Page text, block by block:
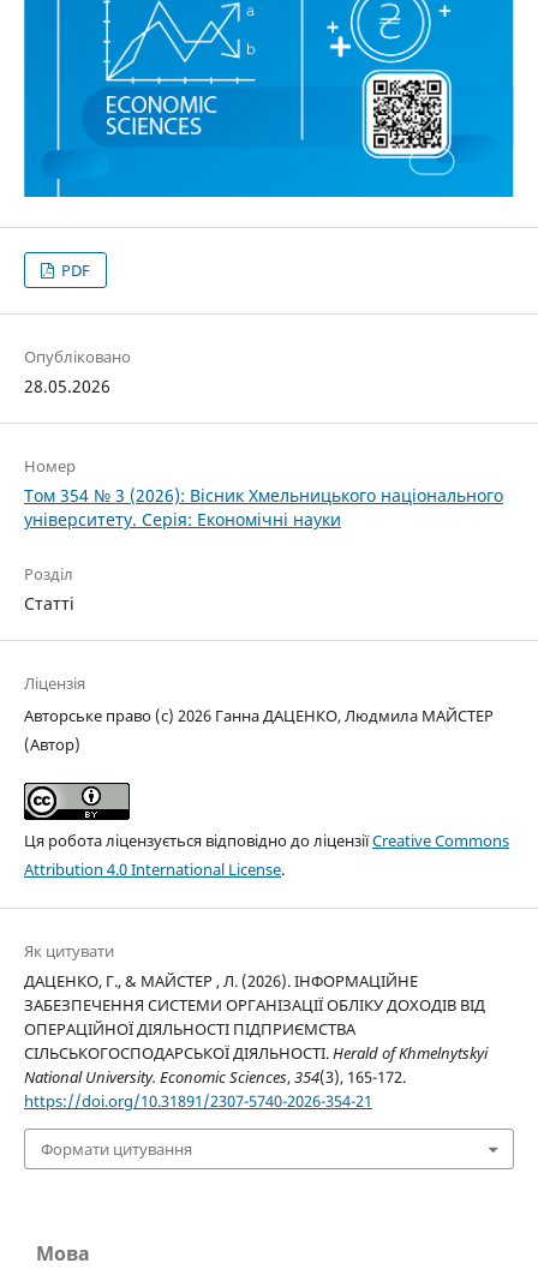
PDF
Опубліковано
28.05.2026
Номер
Том 354 № 3 (2026): Вісник Хмельницького національного
університету. Серія: Економічні науки
Розділ
Статті
Ліцензія
Авторське право (c) 2026 Ганна ДАЦЕНКО, Людмила МАЙСТЕР
(Автор)
Ця робота ліцензується відповідно до ліцензіїCreative Commons
Attribution 4.0 International License.
Як цитувати
ДАЦЕНКО, Г., & МАЙСТЕР , Л. (2026). ІНФОРМАЦІЙНЕ
ЗАБЕЗПЕЧЕННЯ СИСТЕМИ ОРГАНІЗАЦІЇ ОБЛІКУ ДОХОДІВ ВІД
ОПЕРАЦІЙНОЇ ДІЯЛЬНОСТІ ПІДПРИЄМСТВА
СІЛЬСЬКОГОСПОДАРСЬКОЇ ДІЯЛЬНОСТІ.Herald of Khmelnytskyi
National University. Economic Sciences,354(3), 165-172.
https://doi.org/10.31891/2307-5740-2026-354-21
Формати цитування
Мова